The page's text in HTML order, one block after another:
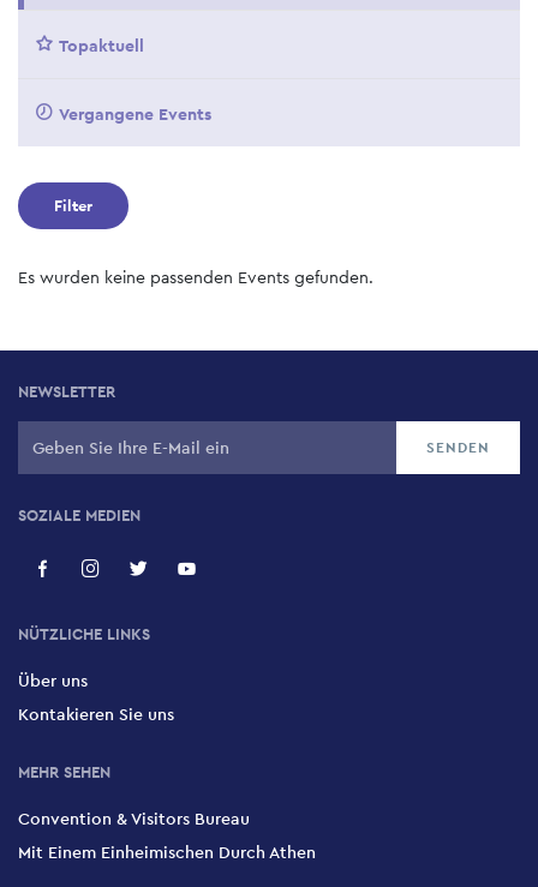
Topaktuell
Vergangene Events
Filter
Es wurden keine passenden Events gefunden.
NEWSLETTER
SOZIALE MEDIEN
NÜTZLICHE LINKS
Über uns
Kontakieren Sie uns
MEHR SEHEN
Convention & Visitors Bureau
Mit Einem Einheimischen Durch Athen